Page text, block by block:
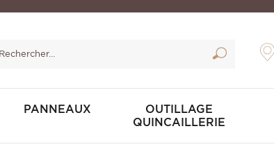
PANNEAUX
OUTILLAGE
QUINCAILLERIE